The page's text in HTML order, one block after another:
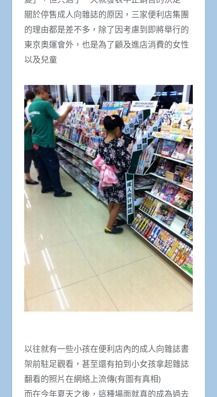
關於停售成人向雜誌的原因，三家便利店集團
的理由都是差不多，除了因考慮到即將舉行的
東京奧運會外，也是為了顧及進店消費的女性
以及兒童
以往就有一些小孩在便利店內的成人向雜誌書
架前駐足觀看，甚至還有拍到小女孩拿起雜誌
翻看的照片在網絡上流傳(有圖有真相)
而在今年夏天之後，這種場面就真的成為過去